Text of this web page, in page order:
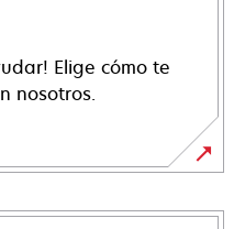
Elige cómo te
nosotros.